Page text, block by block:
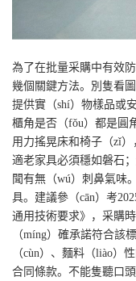
為了在批量采購中有效
幾個關鍵方法。別隻看
提供實（shí）物樣品或
櫃角是否（fǒu）都是圓
用力搖晃床和椅子（zǐ
適老家具必須穩如磐石
聞有無（wú）刺鼻氣味
具。建議參（cān）考
通用技術要求》，采購
（míng）確承諾符合該
（cùn）、麵料（liào）
合同條款。不能隻聽口